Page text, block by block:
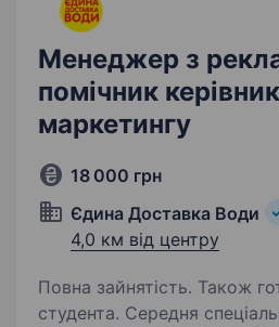
Менеджер з
помічник
маркетингу
18 000 грн
Єдина Доставка Води
4,0 км від центру
Повна зайнятість. Також
студента. Середня спеціальна